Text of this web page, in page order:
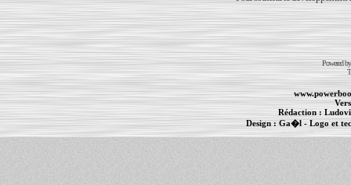
Powered
Rédaction :
Design : Ga�l- Logo et
Informations :